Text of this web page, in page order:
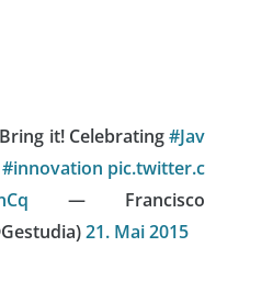
it! Celebrating#Jav
#innovation pic.twitter.c
— Francisco
21. Mai 2015